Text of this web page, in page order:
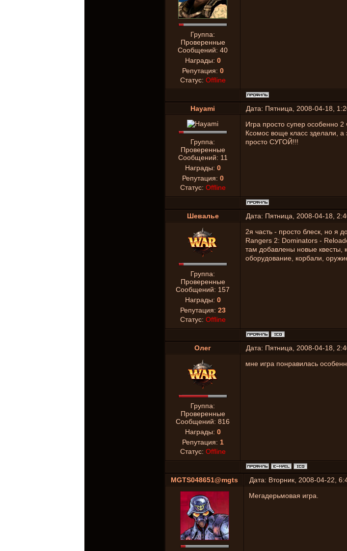
Группа:
Проверенные
Сообщений: 40
Награды: 0
Репутация: 0
Статус: Offline
Hayami Дата: Пятница, 2008-04-18,
Группа:
Проверенные
Сообщений: 11
Награды: 0
Репутация: 0
Статус: Offline
Игра просто супер особенно 2
Ксомос воще класс зделали, а
просто СУГОЙ!!!
Шевалье Дата: Пятница, 2008-04-18,
Группа:
Проверенные
Сообщений: 157
Награды: 0
Репутация: 23
Статус: Offline
2я часть - просто блеск, но я
Rangers 2: Dominators -
там добавлены новые квесты,
оборудование, корбали,
Олег Дата: Пятница, 2008-04-18,
Группа:
Проверенные
Сообщений: 816
Награды: 0
Репутация: 1
Статус: Offline
мне игра понравилась
MGTS048651@mgts Дата: Вторник, 2008-04-22,
Мегадерьмовая игра.